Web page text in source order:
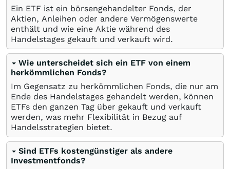
Ein ETF ist ein börsengehandelter Fonds, der
Aktien, Anleihen oder andere Vermögenswerte
enthält und wie eine Aktie während des
Handelstages gekauft und verkauft wird.
Wie unterscheidet sich ein ETF von einem
herkömmlichen Fonds?
Im Gegensatz zu herkömmlichen Fonds, die nur am
Ende des Handelstages gehandelt werden, können
ETFs den ganzen Tag über gekauft und verkauft
werden, was mehr Flexibilität in Bezug auf
Handelsstrategien bietet.
Sind ETFs kostengünstiger als andere
Investmentfonds?